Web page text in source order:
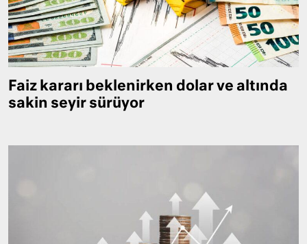
Faiz kararı beklenirken dolar ve altında
sakin seyir sürüyor